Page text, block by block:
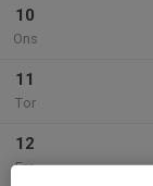
10
Ons
11
Tor
12
Fre